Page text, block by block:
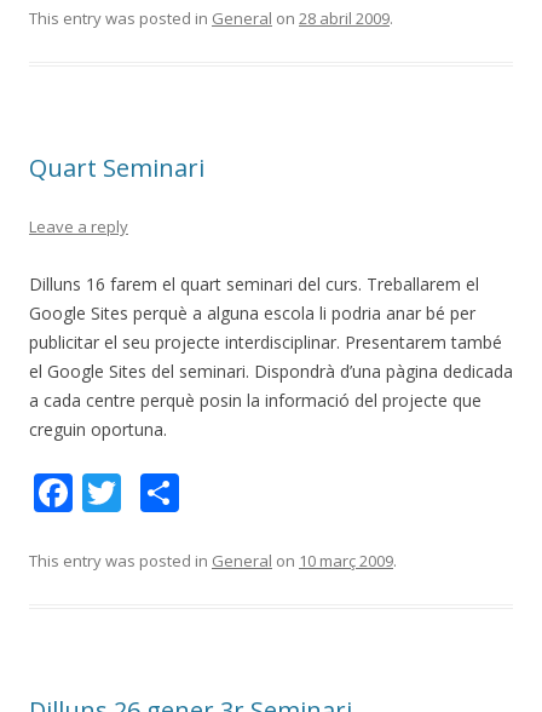
e
k
itt m
ix
This entry was posted in General on 28 abril 2009.
Quart Seminari
Leave a reply
Dilluns 16 farem el quart seminari del curs. Treballarem el
Google Sites perquè a alguna escola li podria anar bé per
publicitar el seu projecte interdisciplinar. Presentarem també
el Google Sites del seminari. Dispondrà d’una pàgina dedicada
a cada centre perquè posin la informació del projecte que
creguin oportuna.
F
e
T
itt m
This entry was posted in General on 10 març 2009.